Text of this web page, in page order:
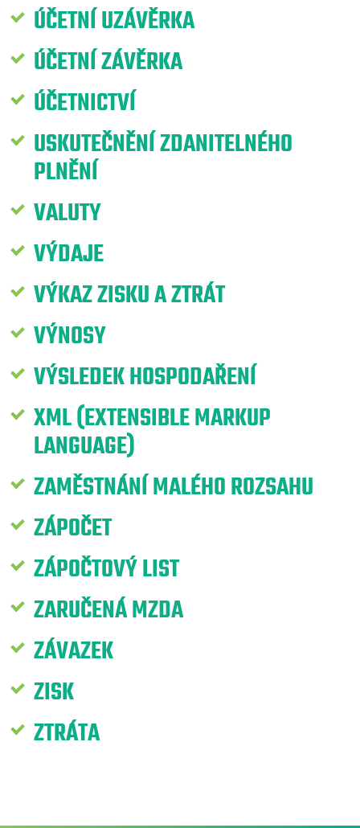
ÚČETNÍ UZÁVĚRKA
ÚČETNÍ ZÁVĚRKA
ÚČETNICTVÍ
USKUTEČNĚNÍ ZDANITELNÉHO
PLNĚNÍ
VALUTY
VÝDAJE
VÝKAZ ZISKU A ZTRÁT
VÝNOSY
VÝSLEDEK HOSPODAŘENÍ
XML (EXTENSIBLE MARKUP
LANGUAGE)
ZAMĚSTNÁNÍ MALÉHO ROZSAHU
ZÁPOČET
ZÁPOČTOVÝ LIST
ZARUČENÁ MZDA
ZÁVAZEK
ZISK
ZTRÁTA